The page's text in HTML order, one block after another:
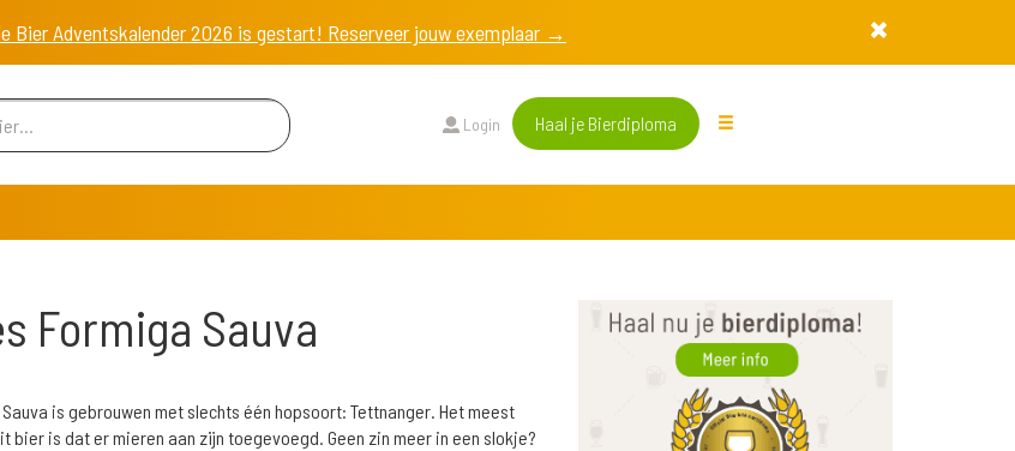
Bier Adventskalender 2026 is gestart! Reserveer jouw exemplaar →
Login Haal je Bierdiploma
Formiga Sauva
is gebrouwen met slechts één hopsoort: Tettnanger. Het meest
bier is dat er mieren aan zijn toegevoegd. Geen zin meer in een slokje?